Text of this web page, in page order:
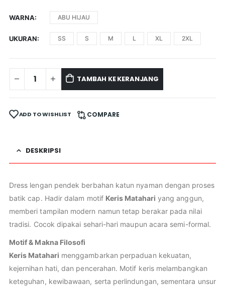
WARNA ABU HIJAU
UKURAN SS S M L XL 2XL
TAMBAH KE KERANJANG
ADD TO WISHLIST COMPARE
DESKRIPSI
Dress lengan pendek berbahan katun nyaman dengan proses
batik cap. Hadir dalam motif Keris Matahari yang anggun,
memberi tampilan modern namun tetap berakar pada nilai
tradisi. Cocok dipakai sehari-hari maupun acara semi-formal.
Motif & Makna Filosofi
Keris Matahari menggambarkan perpaduan kekuatan,
kejernihan hati, dan pencerahan. Motif keris melambangkan
keteguhan, kewibawaan, serta perlindungan, sementara unsur